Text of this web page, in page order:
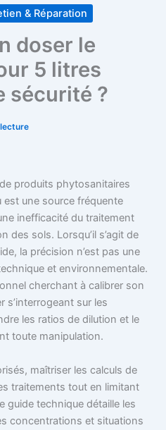
& Réparation
doser le
5 litres
sécurité ?
produits phytosanitaires
est une source fréquente
inefficacité du traitement
des sols. Lorsqu’il s’agit de
la précision n’est pas une
et environnementale.
cherchant à calibrer son
s’interrogeant sur les
les ratios de dilution et le
toute manipulation.
maîtriser les calculs de
traitements tout en limitant
guide technique détaille les
concentrations et situations